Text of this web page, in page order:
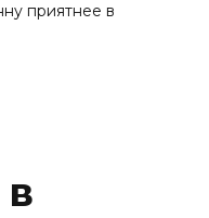
приятнее в